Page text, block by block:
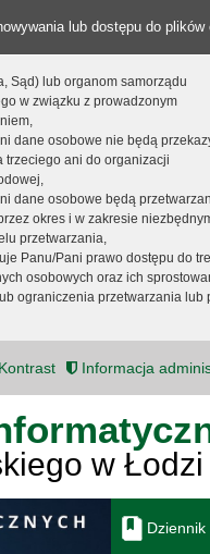
lub dostępu do
Sąd) lub organom samorządu
w związku z prowadzonym
dane osobowe nie będą
trzeciego ani do organizacji
dane osobowe będą
okres i w zakresie
przetwarzania,
Panu/Pani prawo dostępu do
osobowych oraz ich
ograniczenia przetwarzania lub
Kontrast Informacja
w Łodzi
Dziennik